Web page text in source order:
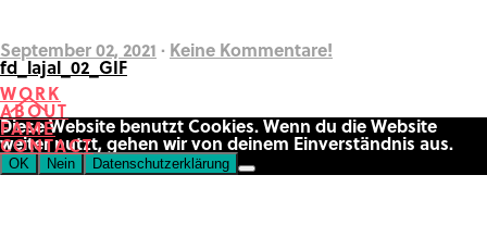
FAME
WORK
ABOUT
FAME
CONTACT
September 02, 2021 · Keine Kommentare!
fd_lajal_02_GIF
Diese Website benutzt Cookies. Wenn du die Website
weiter nutzt, gehen wir von deinem Einverständnis aus.
OK Nein Datenschutzerklärung